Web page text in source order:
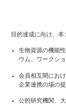
目的達成に向け、本
生物資源の機能
ウム、ワークシ
会員相互間にお
企業連携の場の
公的研究機関、